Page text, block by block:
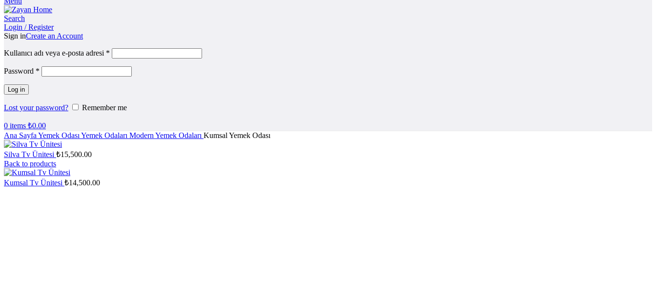
Search
Login / Register
Sign inCreate an Account
Kullanıcı adı veya e-posta adresi *
Password *
Log in
Lost your password? Remember me
0 items ₺0.00
Ana Sayfa Yemek Odası Yemek Odaları Modern Yemek Odaları Kumsal Yemek Odası
Silva Tv Ünitesi ₺15,500.00
Back to products
Kumsal Tv Ünitesi ₺14,500.00